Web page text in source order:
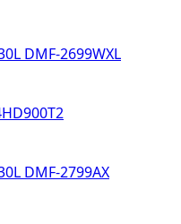
– ĐIỆN LẠNHDARLING
Phạm Ngũ Lão, Quận 1,
815 600